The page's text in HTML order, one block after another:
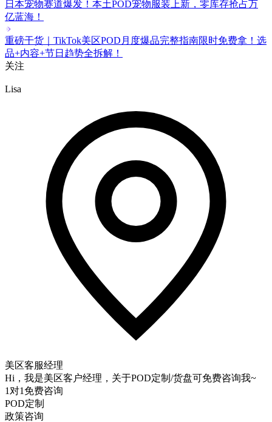
日本宠物赛道爆发！本土POD宠物服装上新，零库存抢占万
亿蓝海！
重磅干货｜TikTok美区POD月度爆品完整指南限时免费拿！选
品+内容+节日趋势全拆解！
关注
Lisa
美区客服经理
Hi，我是美区客户经理，关于POD定制/货盘可免费咨询我~
1对1免费咨询
POD定制
政策咨询